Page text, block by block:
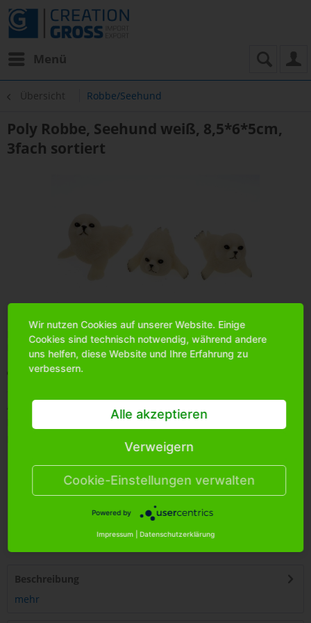
Menü
Übersicht Robbe/Seehund
Poly Robbe, Seehund weiß, 8,5*6*5cm,
3fach sortiert
Bittemelden Sie sich an, um mehr Informationen über das
Produkt zu erhalten.
Merken
Artikel-Nr.:
0
144
250255 437328
Beschreibung
mehr
Wir nutzen Cookies auf unserer Website. Einige
Cookies sind technisch notwendig, während andere
uns helfen, diese Website und Ihre Erfahrung zu
verbessern.
Alle akzeptieren
Verweigern
Cookie-Einstellungen verwalten
Powered by
Impressum Datenschutzerklärung